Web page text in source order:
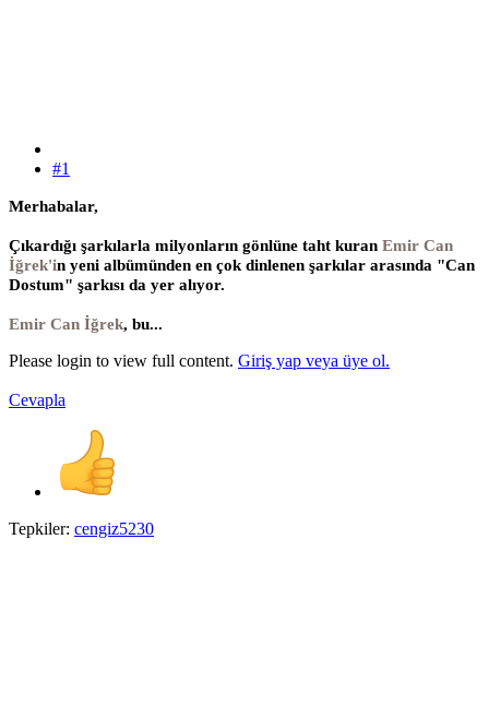
#1
Merhabalar,
Çıkardığı şarkılarla milyonların gönlüne taht kuran Emir Can
İğrek'in yeni albümünden en çok dinlenen şarkılar arasında "Can
Dostum" şarkısı da yer alıyor.
Emir Can İğrek, bu...
Please login to view full content. Giriş yap veya üye ol.
Cevapla
Tepkiler: cengiz5230